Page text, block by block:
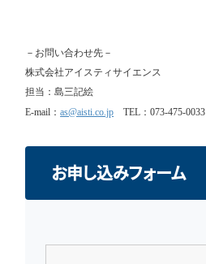
－お問い合わせ先－
株式会社アイスティサイエンス
担当：島三記絵
E-mail ：as@aisti.co.jp TEL ：073-475-0033
お申し込みフォーム